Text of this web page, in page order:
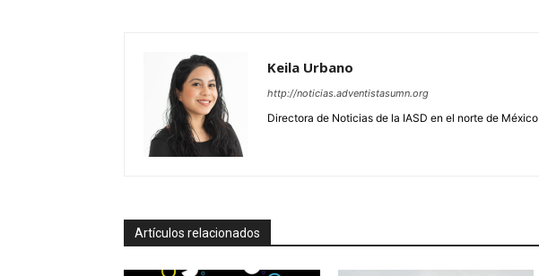
Keila Urbano
http://noticias.adventistasumn.org
Directora de Noticias de la IASD en el norte de México
Artículos relacionados